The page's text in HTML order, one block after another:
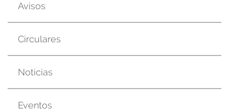
Avisos
Circulares
Noticias
Eventos